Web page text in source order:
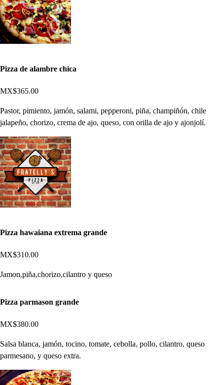
Pizza de alambre chica
MX$365.00
Pastor, pimiento, jamón, salami, pepperoni, piña, champiñón, chile
jalapeño, chorizo, crema de ajo, queso, con orilla de ajo y ajonjolí.
Pizza hawaiana extrema grande
MX$310.00
Jamon,piña,chorizo,cilantro y queso
Pizza parmason grande
MX$380.00
Salsa blanca, jamón, tocino, tomate, cebolla, pollo, cilantro, queso
parmesano, y queso extra.